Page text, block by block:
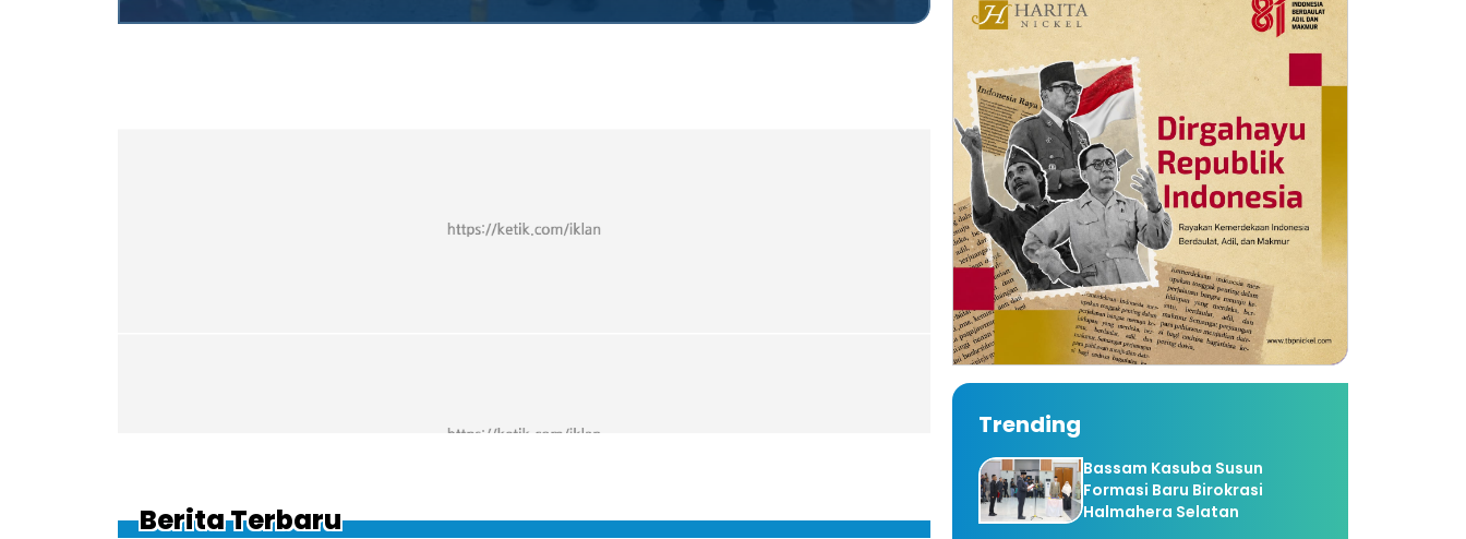
Berita Terbaru
Trending
Bassam Kasuba Susun
Formasi Baru Birokrasi
Halmahera Selatan